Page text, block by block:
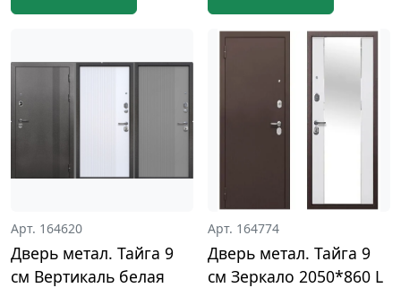
Арт. 164620
Дверь метал. Тайга 9
см Вертикаль белая
Арт. 164774
Дверь метал. Тайга 9
см Зеркало 2050*860 L